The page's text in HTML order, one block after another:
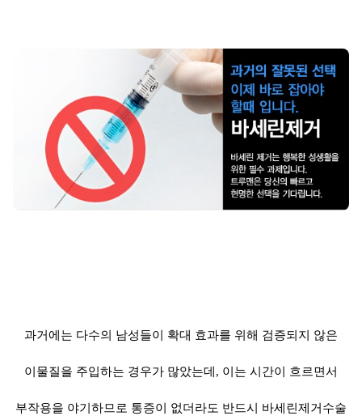
과거에는 다수의 남성들이 확대 효과를 위해 검증되지 않은
이물질을 주입하는 경우가 많았는데, 이는 시간이 흐르면서
부작용을 야기하므로 통증이 없더라도 반드시 바세린제거수술